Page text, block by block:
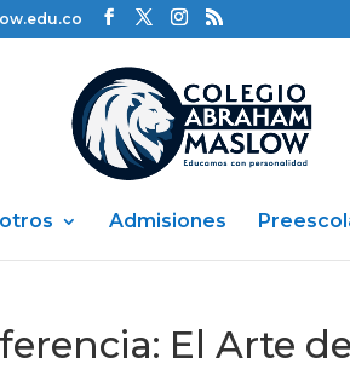
Admisiones
El Arte